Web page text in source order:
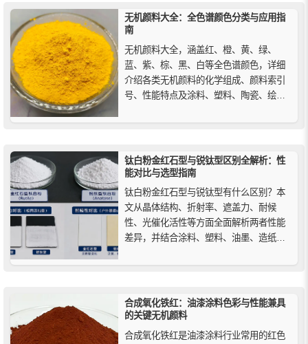
无机颜料大全：全色谱颜色分类与应用指
南
无机颜料大全，涵盖红、橙、黄、绿、
蓝、紫、棕、黑、白等全色谱颜色，详细
介绍各类无机颜料的化学组成、颜料索引
号、性能特点及涂料、塑料、陶瓷、绘画
历史背景与现代环保发展趋势。
钛白粉金红石型与锐钛型区别全解析：性
能对比与选型指南
钛白粉金红石型与锐钛型有什么区别？本
文从晶体结构、折射率、遮盖力、耐候
性、光催化活性等方面全面解析两者性能
差异，并结合涂料、塑料、油墨、造纸等
据实际需求选择合适的钛白粉类型。
合成氧化铁红：油漆涂料色彩与性能兼具
的关键无机颜料
合成氧化铁红是油漆涂料行业常用的红色